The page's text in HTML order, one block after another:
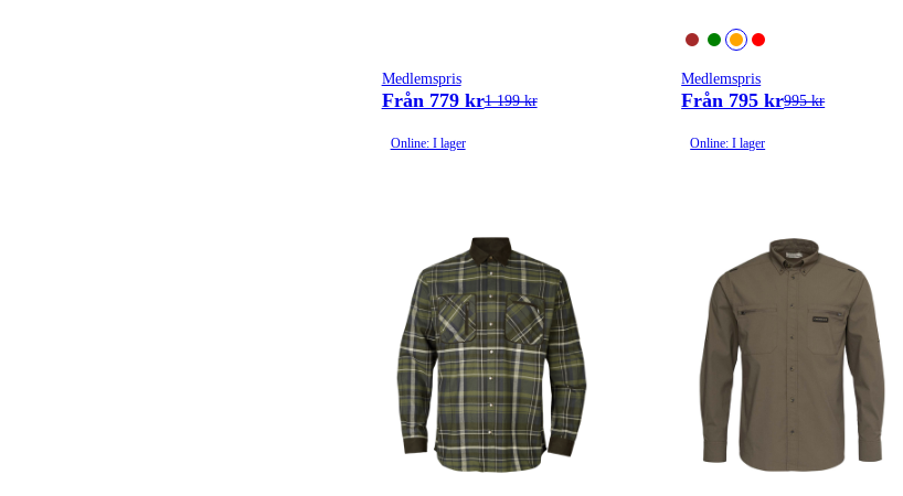
Medlemspris
Från 779 kr1 199 kr
Online: I lager
Medlemspris
Från 795 kr995 kr
Online: I lager